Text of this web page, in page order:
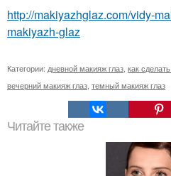
http://makiyazhglaz.com/vidy-
makiyazh-glaz
Категории: дневной макияж глаз, как
вечерний макияж глаз, темный макияж глаз
Читайте также